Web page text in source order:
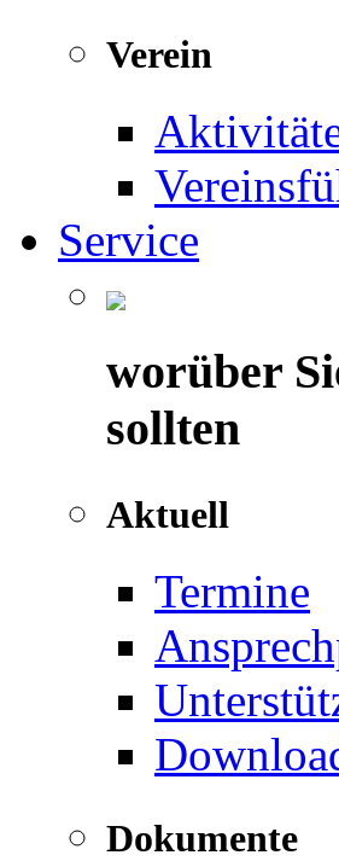
Verein
Service
worüber
sollten
Aktuell
Termine
Dokumente